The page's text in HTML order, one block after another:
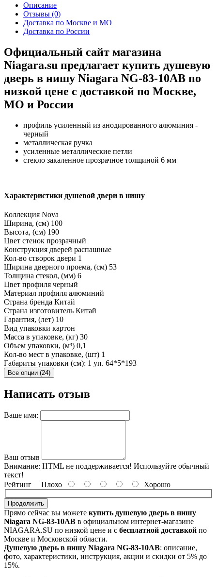
Описание
Отзывы (0)
Доставка по Москве и МО
Доставка по России
Официальный сайт магазина
Niagara.su предлагает купить душевую
дверь в нишу Niagara NG-83-10AB по
низкой цене с доставкой по Москве,
МО и России
профиль усиленный из анодированного алюминия -
черный
металлическая ручка
усиленные металлические петли
стекло закаленное прозрачное толщиной 6 мм
Характеристики душевой двери в нишу
Коллекция Nova
Ширина, (см) 100
Высота, (см) 190
Цвет стенок прозрачный
Конструкция дверей распашные
Кол-во створок двери 1
Ширина дверного проема, (см) 53
Толщина стекол, (мм) 6
Цвет профиля черный
Материал профиля алюминий
Страна бренда Китай
Страна изготовитель Китай
Гарантия, (лет) 10
Вид упаковки картон
Масса в упаковке, (кг) 30
Объем упаковки, (м³) 0,1
Кол-во мест в упаковке, (шт) 1
Габариты упаковки (см): 1 уп. 64*5*193
Все опции (24)
Написать отзыв
Ваше имя:
Ваш отзыв
Внимание: HTML не поддерживается! Используйте обычный
текст!
Рейтинг Плохо Хорошо
Продолжить
Прямо сейчас вы можете купить душевую дверь в нишу
Niagara NG-83-10AB в официальном интернет-магазине
NIAGARA.SU по низкой цене и с бесплатной доставкой по
Москве и Московской области.
Душевую дверь в нишу Niagara NG-83-10AB: описание,
фото, характеристики, инструкция, акции и скидки от 5% до
15%.